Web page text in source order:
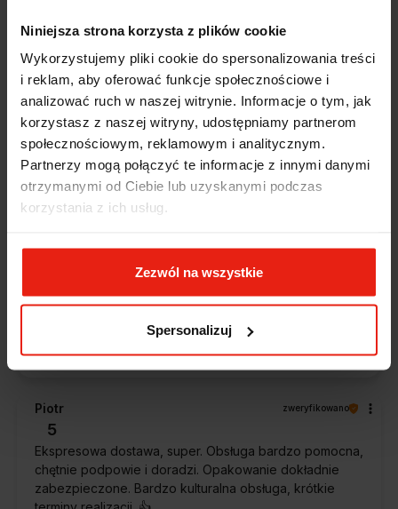
Niniejsza strona korzysta z plików cookie
Wykorzystujemy pliki cookie do spersonalizowania treści
i reklam, aby oferować funkcje społecznościowe i
analizować ruch w naszej witrynie. Informacje o tym, jak
korzystasz z naszej witryny, udostępniamy partnerom
społecznościowym, reklamowym i analitycznym.
Partnerzy mogą połączyć te informacje z innymi danymi
otrzymanymi od Ciebie lub uzyskanymi podczas
korzystania z ich usług.
Zezwól na wszystkie
Spersonalizuj
Polecam szybko sprawnie dobrze zapakowane
Zostałem świetnie obsłużony. Brawa dla pracowników.
wczoraj
Alicja zweryfikowano
5
Jestem zaskoczona, że ta paczka dotarła do mnie tak
szybko. Paczka dotarła cała i zdrowa. Szybko,
sprawnie, bez problemów. Bardzo pomocna obsługa
klienta.
w tym tygodniu
Ekspresowa realizacja zamówienia. Towar zgodny z
oczekiwaniami. Sprzedawca profesjonalny i godny
Piotr zweryfikowano
5
Ekspresowa dostawa, super. Obsługa bardzo pomocna,
chętnie podpowie i doradzi. Opakowanie dokładnie
zabezpieczone. Bardzo kulturalna obsługa, krótkie